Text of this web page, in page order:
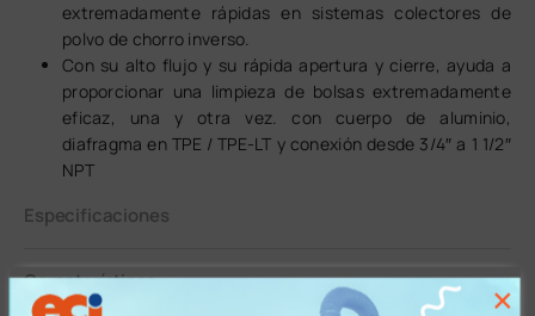
extremadamente rápidas en sistemas colectores de
polvo de chorro inverso.
Con su alto flujo y su rápida apertura y cierre, ayuda a
proporcionar una limpieza de bolsas extremadamente
eficaz, una y otra vez. con cuerpo de aluminio,
diafragma en TPE / TPE-LT y conexión desde 3/4″ a 1 1/2″
NPT
Especificaciones
Características
×